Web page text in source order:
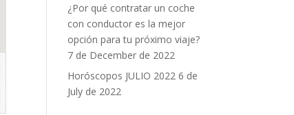
¿Por qué contratar un coche
con conductor es la mejor
opción para tu próximo viaje?
7 de December de 2022
Horóscopos JULIO 2022 6 de
July de 2022